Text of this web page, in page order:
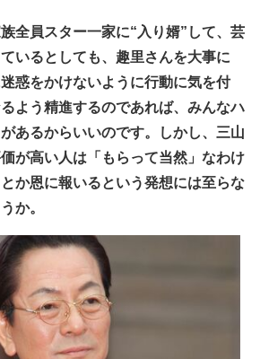
全員スター一家に“入り婿”して、芸
いるとしても、趣里さんを大事に
惑をかけないように行動に気を付
よう精進するのであれば、みんなハ
あるからいいのです。しかし、三山
が高い人は「もらって当然」なわけ
か恩に報いるという発想には至らな
か。